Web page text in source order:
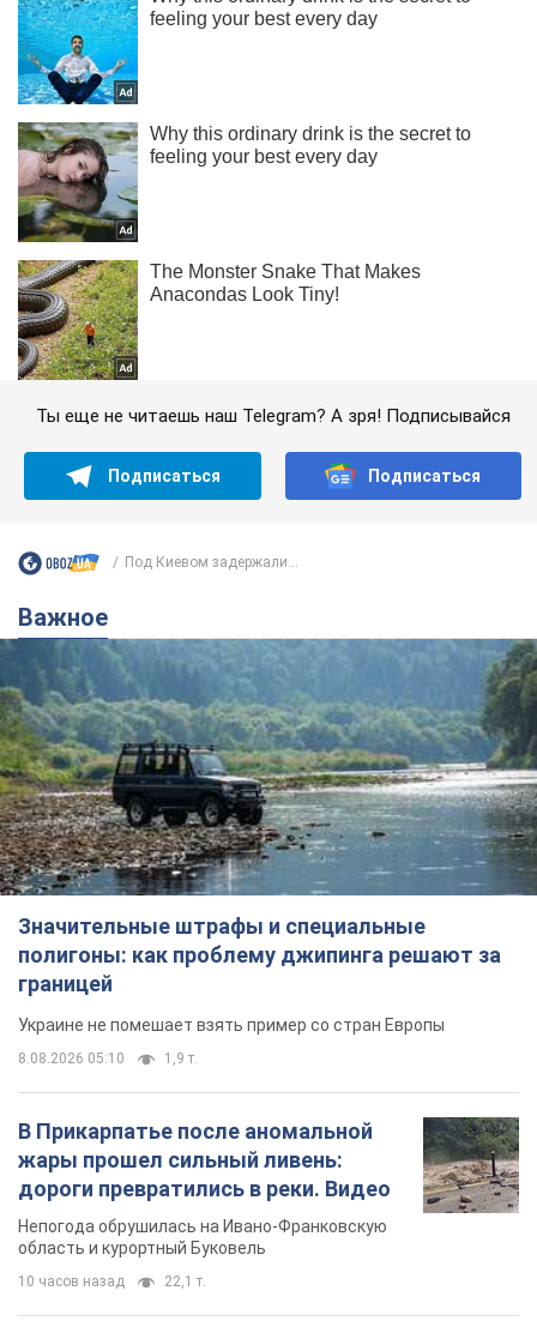
Ты еще не читаешь наш Telegram? А зря! Подписывайся
Подписаться Подписаться
Под Киевом задержали...
Важное
Значительные штрафы и специальные
полигоны: как проблему джипинга решают за
границей
Украине не помешает взять пример со стран Европы
8.08.2026 05:10 1,9 т.
В Прикарпатье после аномальной
жары прошел сильный ливень:
дороги превратились в реки. Видео
Непогода обрушилась на Ивано-Франковскую
область и курортный Буковель
10 часов назад 22,1 т.